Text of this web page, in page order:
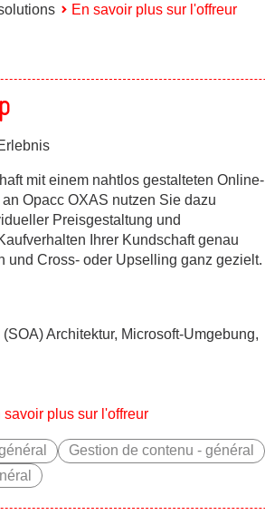
En savoir plus sur l'offreur
mit einem nahtlos gestalteten Online-
Opacc OXAS nutzen Sie dazu
Preisgestaltung und
Ihrer Kundschaft genau
und Cross- oder Upselling ganz gezielt.
Architektur, Microsoft-Umgebung,
savoir plus sur l'offreur
Gestion de contenu - général